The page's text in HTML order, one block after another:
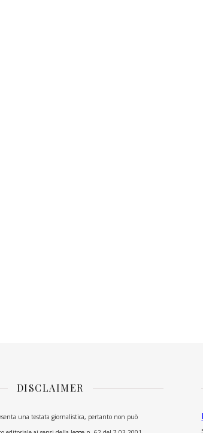
DISCLAIMER
una testata giornalistica, pertanto non può